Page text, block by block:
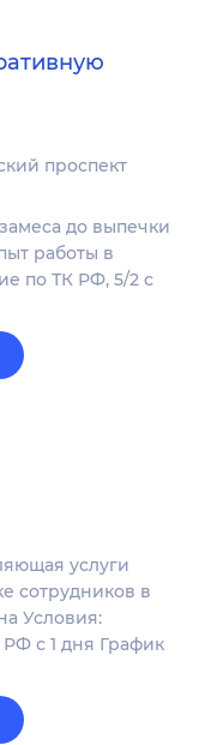
проспект
до выпечки
работы в
по ТК РФ, 5/2 с
услуги
сотрудников в
Условия:
с 1 дня График